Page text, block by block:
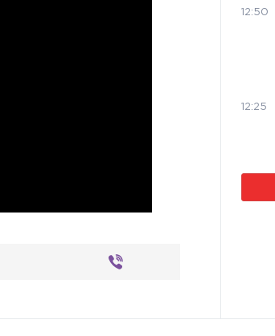
12:50
12:25